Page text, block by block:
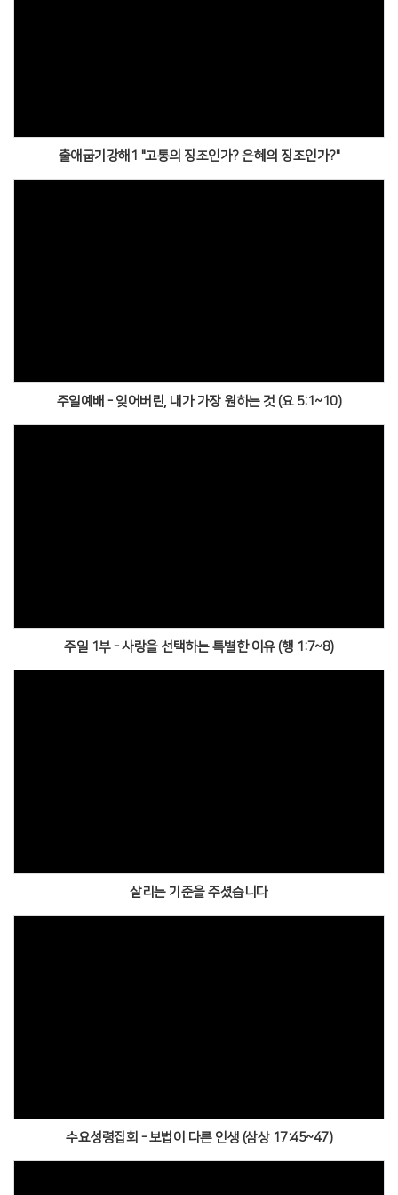
출애굽기강해1 "고통의 징조인가? 은혜의 징조인가?"
주일예배 - 잊어버린, 내가 가장 원하는 것 (요 5:1~10)
주일 1부 - 사랑을 선택하는 특별한 이유 (행 1:7~8)
살리는 기준을 주셨습니다
수요성령집회 - 보법이 다른 인생 (삼상 17:45~47)